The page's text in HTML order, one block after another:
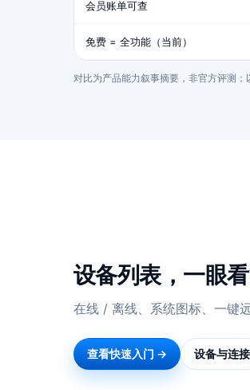
会员账单可查
免费 = 全功能（当前）
对比为产品能力叙事摘要，非官方评测；
设备列表，一眼
在线 / 离线、系统图标、一键
查看快速入门 → 设备与连接